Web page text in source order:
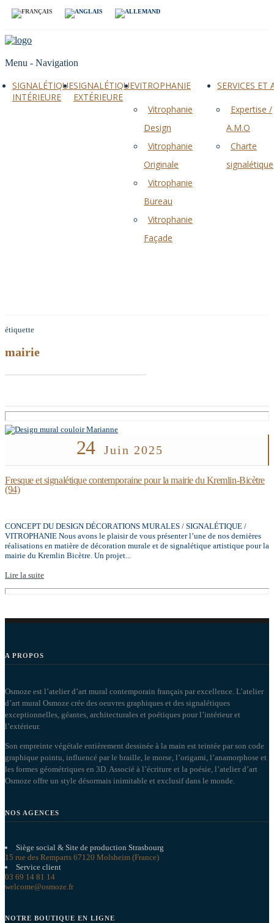
Menu - Navigation
SIGNALÉTIQUE
INTÉRIEURE
SIGNALÉTIQUE
EXTÉRIEURE
VITROPHANIE
Vitrophanie
Design
Vitrophanie
Originale
Vitrophanie
Bureau
Vitrophanie
Façade
SERVICES ET
Expertise /
A.M.O
Charte
signalétique
étiquette
mairie
24 Juin 2025
Fresque et signalétique contemporaine pour la mairie du Kremlin-Bicètre
(94)
CONCEPT DU DESIGN DÉCORATIONS MURALES / SIGNALÉTIQUE /
VITROPHANIE Nous avons le plaisir de vous présenter l’une de nos dernières
réalisations en matière de décoration murale et de signalétique artistique pour la
mairie du Kremlin Bicètre. Un projet...
Lire la suite
A PROPOS
Osmoze est l’atelier d’art mural contemporain français par excellence. L’atelier
d’art mural Osmoze crée des oeuvres graphiques et des signalétiques
exceptionnelles, géantes, architecturales et poétiques pour l’intérieur et
l’extérieur.
Son empreinte végétale entièrement dessinée à la main est teintée par son code
graphique pointu, influencé par le braille, le morse, l’origami, l’anamorphose et
les formes géométriques en 3D. Associé à l’écriture et la poésie, l’atelier d’art
Osmoze offre un style désormais inimitable et exclusif dans le monde.
NOS AGENCES
Siège social & Site de production Strasbourg
15 rue des Remparts 67120 Molsheim (France)
Service client
03 69 14 81 14
welcome@osmoze.fr
NOTRE BOUTIQUE EN LIGNE